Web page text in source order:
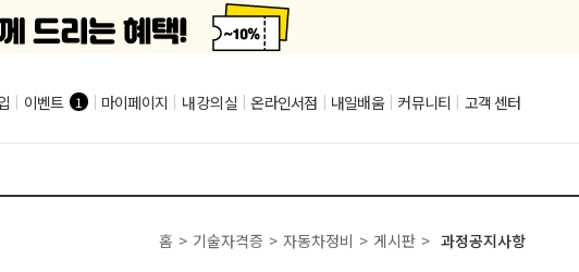
| 이벤트 1 | 마이페이지 | 내 강의실 | 온라인서점 | 내일배움 | 커뮤니티 | 고객 센터
홈 > 기술자격증 > 자동차정비 > 게시판 > 과정공지사항